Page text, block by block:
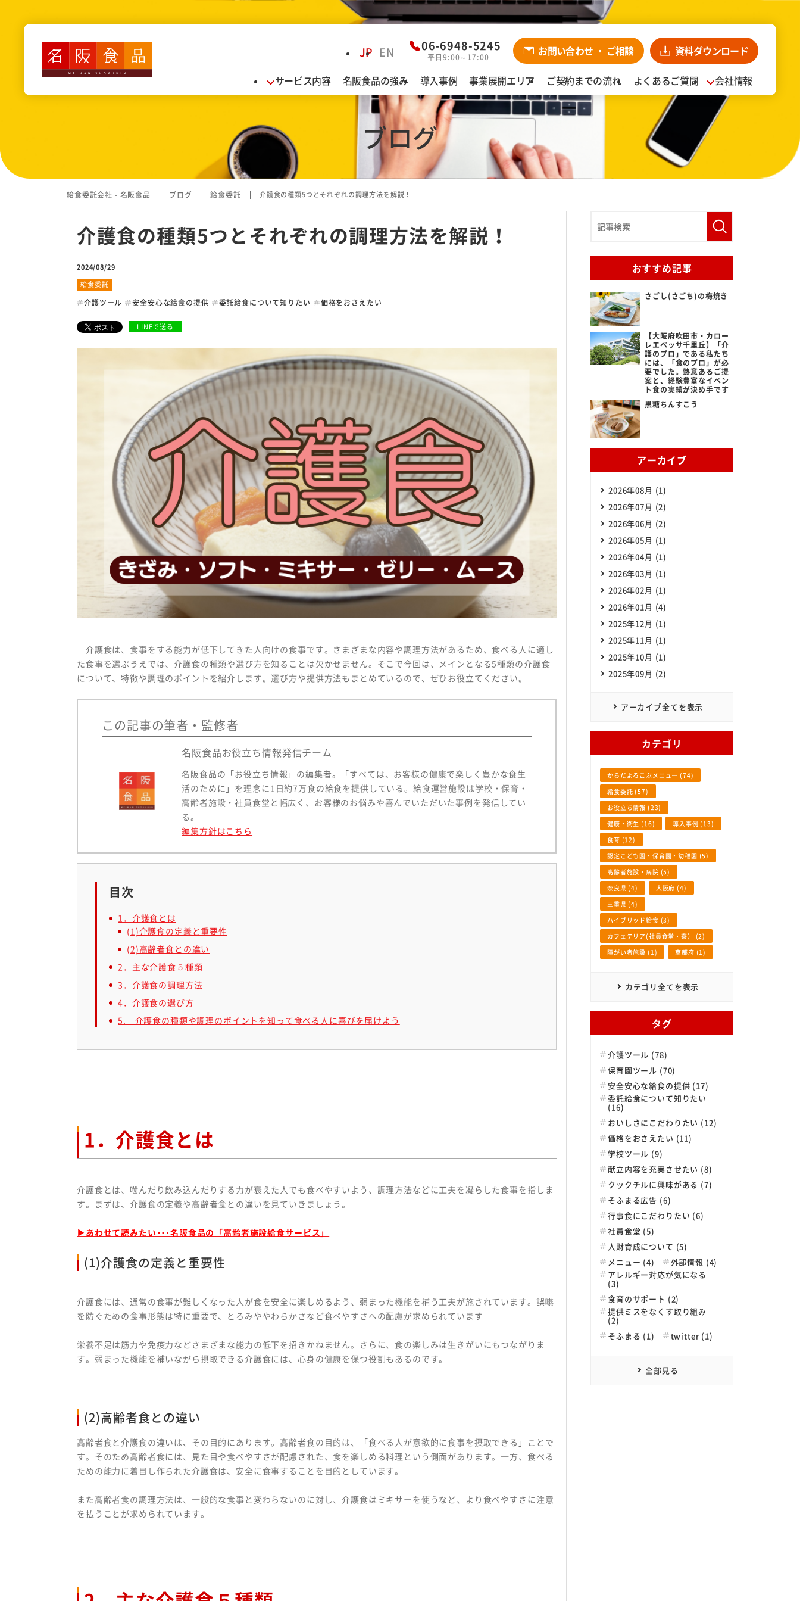
JP EN 06-6948-5245
平日9:00～17:00 お問い合わせ ・ ご相談 資料ダウンロード
サービス内容 名阪食品の強み 導入事例 事業展開エリア ご契約までの流れ よくあるご質問 会社情報
ブログ
お見積り依頼 CLOSE
認定こども園・保育園・幼稚園給食
高齢者施設・障がい者施設給食
業態別お悩み解決
認定こども園・保育園・幼稚園
特別養護老人ホーム・介護老人保健施設
有料老人ホーム・サービス付高齢者向け住宅
カフェテリア（社員食堂・寮）
導入事例
安全・安心への取り組み
衛生管理室による検査
お客様サポート体制
採用情報
仕事紹介
社員インタビュー
募集要項
沿革
事業部一覧
サービス提供までの流れ
からだよろこぶメニュー
お知らせ
サイトマップ 個人情報保護方針 免責事項
会社概要 プライバシーポリシー Copyright © MEIHAN SHOKUHIN Co.,Itd. All Rights Reserved.
給食委託会社 - 名阪食品 ブログ 給食委託 介護食の種類5つとそれぞれの調理方法を解説！
介護食の種類5つとそれぞれの調理方法を解説！
2024/08/29
給食委託
介護ツール 安全安心な給食の提供 委託給食について知りたい 価格をおさえたい
LINEで送る
介護食は、食事をする能力が低下してきた人向けの食事です。さまざまな内容や調理方法があるため、食べる人に適し
た食事を選ぶうえでは、介護食の種類や選び方を知ることは欠かせません。そこで今回は、メインとなる5種類の介護食
について、特徴や調理のポイントを紹介します。選び方や提供方法もまとめているので、ぜひお役立てください。
この記事の筆者・監修者
名阪食品お役立ち情報発信チーム
名阪食品の「お役立ち情報」の編集者。「すべては、お客様の健康で楽しく豊かな食生
活のために」を理念に1日約7万食の給食を提供している。給食運営施設は学校・保育・
高齢者施設・社員食堂と幅広く、お客様のお悩みや喜んでいただいた事例を発信してい
る。
編集方針はこちら
目次
1．介護食とは
(1)介護食の定義と重要性
(2)高齢者食との違い
2．主な介護食５種類
3．介護食の調理方法
4．介護食の選び方
5. 介護食の種類や調理のポイントを知って食べる人に喜びを届けよう
1．介護食とは
介護食とは、噛んだり飲み込んだりする力が衰えた人でも食べやすいよう、調理方法などに工夫を凝らした食事を指しま
す。まずは、介護食の定義や高齢者食との違いを見ていきましょう。
▶あわせて読みたい･･･名阪食品の「高齢者施設給食サービス」
(1)介護食の定義と重要性
介護食には、通常の食事が難しくなった人が食を安全に楽しめるよう、弱まった機能を補う工夫が施されています。誤嚥
を防ぐための食事形態は特に重要で、とろみややわらかさなど食べやすさへの配慮が求められています
栄養不足は筋力や免疫力などさまざまな能力の低下を招きかねません。さらに、食の楽しみは生きがいにもつながりま
す。弱まった機能を補いながら摂取できる介護食には、心身の健康を保つ役割もあるのです。
(2)高齢者食との違い
高齢者食と介護食の違いは、その目的にあります。高齢者食の目的は、「食べる人が意欲的に食事を摂取できる」ことで
す。そのため高齢者食には、見た目や食べやすさが配慮された、食を楽しめる料理という側面があります。一方、食べる
ための能力に着目し作られた介護食は、安全に食事することを目的としています。
また高齢者食の調理方法は、一般的な食事と変わらないのに対し、介護食はミキサーを使うなど、より食べやすさに注意
を払うことが求められています。
おすすめ記事
さごし(さごち)の梅焼き
【大阪府吹田市・カロー
レエベッサ千里丘】「介
護のプロ」である私たち
には、「食のプロ」が必
要でした。熱意あるご提
案と、経験豊富なイベン
ト食の実績が決め手です
黒糖ちんすこう
アーカイブ
2026年08月 (1)
2026年07月 (2)
2026年06月 (2)
2026年05月 (1)
2026年04月 (1)
2026年03月 (1)
2026年02月 (1)
2026年01月 (4)
2025年12月 (1)
2025年11月 (1)
2025年10月 (1)
2025年09月 (2)
アーカイブ全てを表示
カテゴリ
からだよろこぶメニュー (74)
給食委託 (57)
お役立ち情報 (23)
健康・衛生 (16)
導入事例 (13)
食育 (12)
認定こども園・保育園・幼稚園 (5)
高齢者施設・病院 (5)
奈良県 (4)
大阪府 (4)
三重県 (4)
ハイブリッド給食 (3)
カフェテリア(社員食堂・寮） (2)
障がい者施設 (1)
京都府 (1)
カテゴリ全てを表示
タグ
介護ツール (78)
保育園ツール (70)
安全安心な給食の提供 (17)
委託給食について知りたい
(16)
おいしさにこだわりたい (12)
価格をおさえたい (11)
学校ツール (9)
献立内容を充実させたい (8)
クックチルに興味がある (7)
そふまる広告 (6)
行事食にこだわりたい (6)
社員食堂 (5)
人財育成について (5)
メニュー (4)
外部情報 (4)
アレルギー対応が気になる
(3)
食育のサポート (2)
提供ミスをなくす取り組み
(2)
そふまる (1)
twitter (1)
全部見る